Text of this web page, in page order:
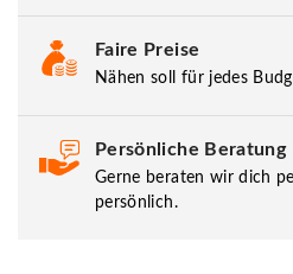
Faire Preise
Nähen soll für jedes
Persönliche Beratung
Gerne beraten wir dich
persönlich.